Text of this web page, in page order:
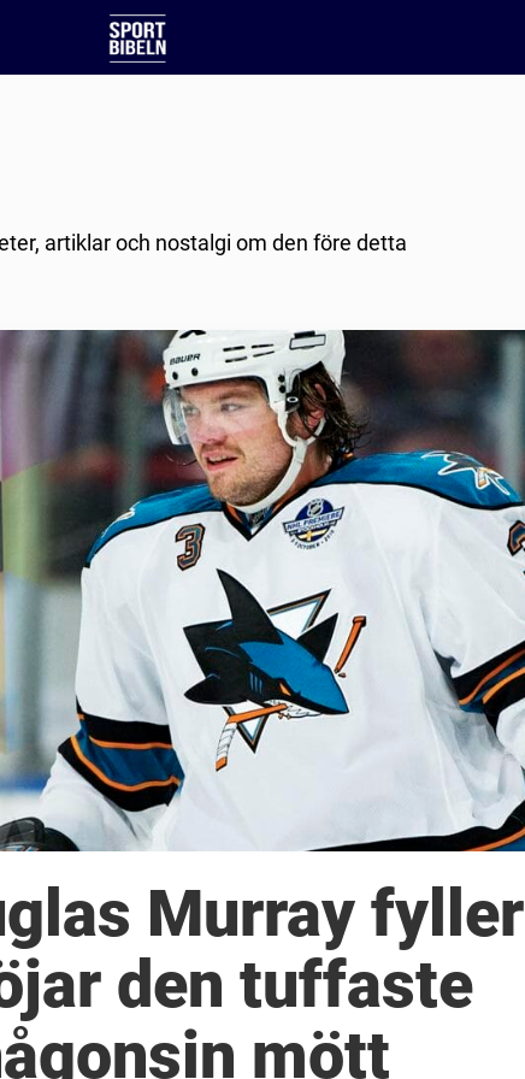
artiklar och nostalgi om den före detta
Murray fyller
den tuffaste
mött